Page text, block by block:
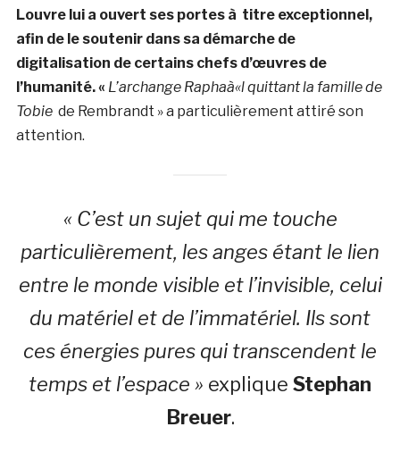
Louvre lui a ouvert ses portes à titre exceptionnel,
afin de le soutenir dans sa démarche de
digitalisation de certains chefs d’œuvres de
l’humanité. « L’archange Raphaà«l quittant la famille de
Tobie de Rembrandt » a particulièrement attiré son
attention.
« C’est un sujet qui me touche
particulièrement, les anges étant le lien
entre le monde visible et l’invisible, celui
du matériel et de l’immatériel. Ils sont
ces énergies pures qui transcendent le
temps et l’espace » explique Stephan
Breuer.